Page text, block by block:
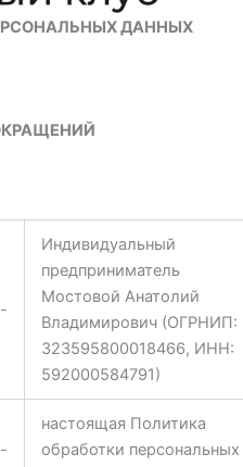
ДАННЫХ
-
Индивидуальный
предприниматель
Мостовой Анатолий
Владимирович (ОГРНИП:
323595800018466, ИНН:
592000584791)
-
настоящая Политика
обработки персональных